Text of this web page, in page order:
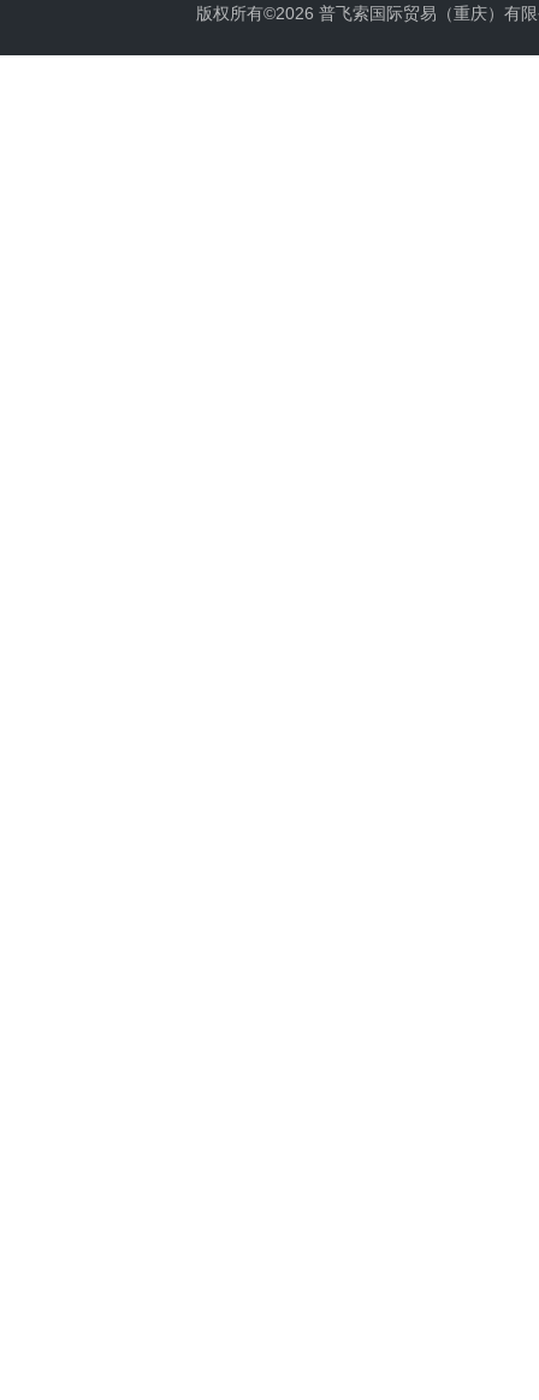
版权所有©2026 普飞索国际贸易（重庆）有